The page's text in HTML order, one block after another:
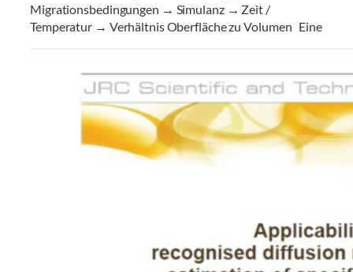
Migrationsbedingungen → Simulanz → Zeit /
Temperatur → Verhältnis Oberfläche zu Volumen Eine